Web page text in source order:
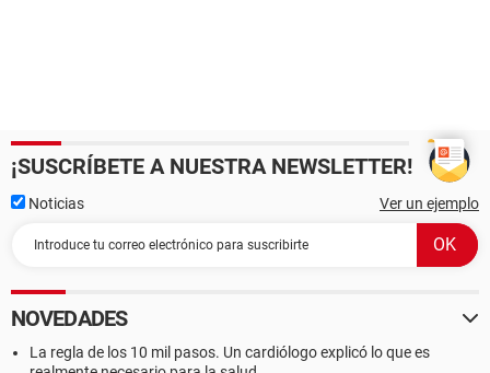
¡SUSCRÍBETE A NUESTRA NEWSLETTER!
Noticias Ver un ejemplo
NOVEDADES
La regla de los 10 mil pasos. Un cardiólogo explicó lo que es